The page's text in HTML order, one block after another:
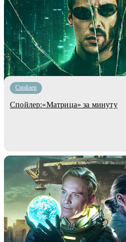
Cпойлер
Спойлер:«Матрица» за минуту